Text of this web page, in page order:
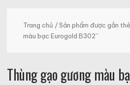
Trang chủ / Sản phẩm được gắn
màu bạc Eurogold B302”
Thùng gạo gương màu